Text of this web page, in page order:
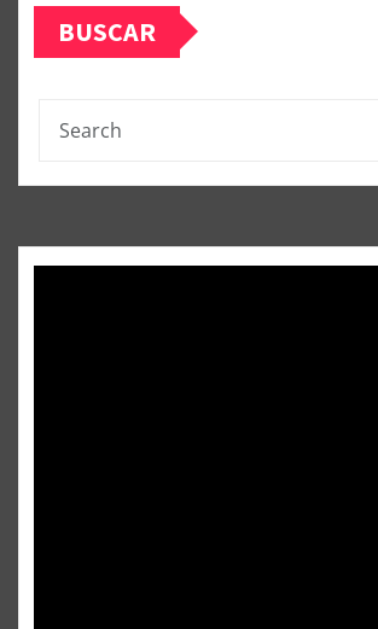
BUSCAR